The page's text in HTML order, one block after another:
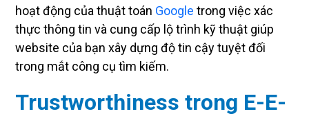
hoạt động của thuật toán Google trong việc xác
thực thông tin và cung cấp lộ trình kỹ thuật giúp
website của bạn xây dựng độ tin cậy tuyệt đối
trong mắt công cụ tìm kiếm.
Trustworthiness trong E-E-